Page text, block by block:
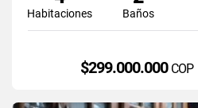
Habitaciones Baños
$299.000.000 COP